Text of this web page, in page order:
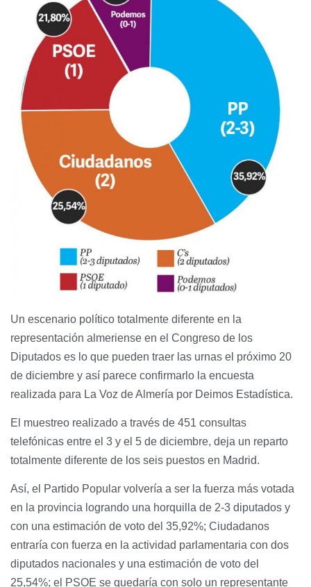
Un escenario político totalmente diferente en la
representación almeriense en el Congreso de los
Diputados es lo que pueden traer las urnas el próximo 20
de diciembre y así parece confirmarlo la encuesta
realizada para La Voz de Almería por Deimos Estadística.
El muestreo realizado a través de 451 consultas
telefónicas entre el 3 y el 5 de diciembre, deja un reparto
totalmente diferente de los seis puestos en Madrid.
Así, el Partido Popular volvería a ser la fuerza más votada
en la provincia logrando una horquilla de 2-3 diputados y
con una estimación de voto del 35,92%; Ciudadanos
entraría con fuerza en la actividad parlamentaria con dos
diputados nacionales y una estimación de voto del
25,54%; el PSOE se quedaría con solo un representante